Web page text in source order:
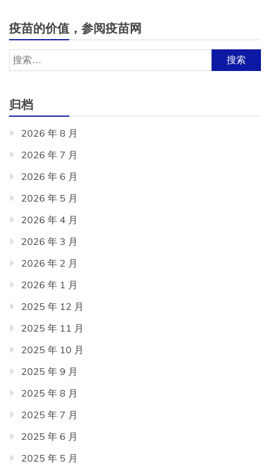
疫苗的价值，参阅疫苗网
搜
索：
归档
2026 年 8 月
2026 年 7 月
2026 年 6 月
2026 年 5 月
2026 年 4 月
2026 年 3 月
2026 年 2 月
2026 年 1 月
2025 年 12 月
2025 年 11 月
2025 年 10 月
2025 年 9 月
2025 年 8 月
2025 年 7 月
2025 年 6 月
2025 年 5 月